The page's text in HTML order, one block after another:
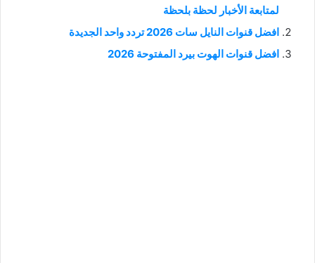
لمتابعة الأخبار لحظة بلحظة
افضل قنوات النايل سات 2026 تردد واحد الجديدة
افضل قنوات الهوت بيرد المفتوحة 2026